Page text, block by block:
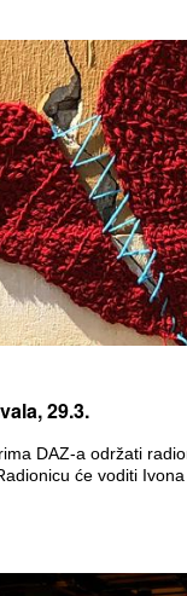
29.3.
DAZ-a održati
će voditi